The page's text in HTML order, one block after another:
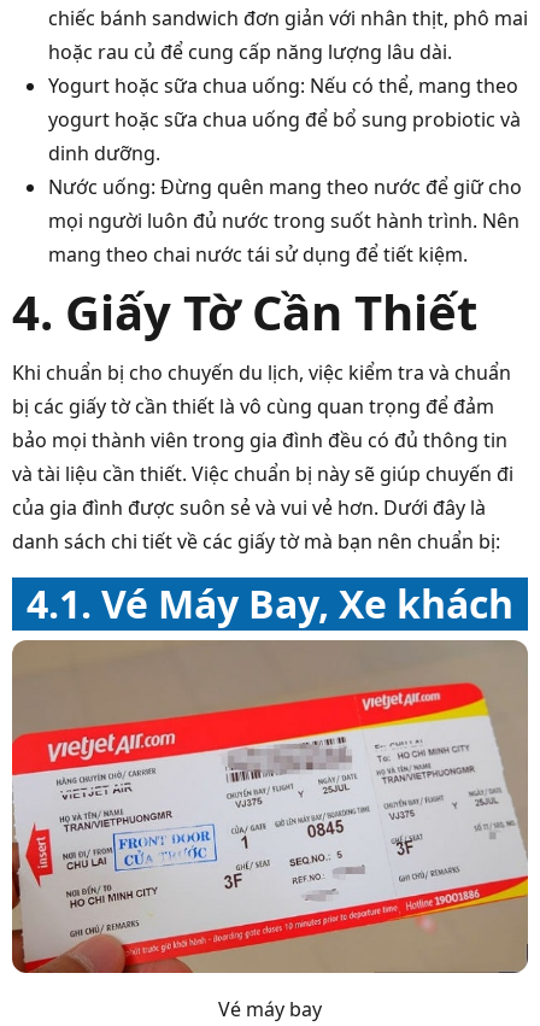
chiếc bánh sandwich đơn giản với nhân thịt, phô mai
hoặc rau củ để cung cấp năng lượng lâu dài.
Yogurt hoặc sữa chua uống: Nếu có thể, mang theo
yogurt hoặc sữa chua uống để bổ sung probiotic và
dinh dưỡng.
Nước uống: Đừng quên mang theo nước để giữ cho
mọi người luôn đủ nước trong suốt hành trình. Nên
mang theo chai nước tái sử dụng để tiết kiệm.
4. Giấy Tờ Cần Thiết
Khi chuẩn bị cho chuyến du lịch, việc kiểm tra và chuẩn
bị các giấy tờ cần thiết là vô cùng quan trọng để đảm
bảo mọi thành viên trong gia đình đều có đủ thông tin
và tài liệu cần thiết. Việc chuẩn bị này sẽ giúp chuyến đi
của gia đình được suôn sẻ và vui vẻ hơn. Dưới đây là
danh sách chi tiết về các giấy tờ mà bạn nên chuẩn bị:
4.1. Vé Máy Bay, Xe khách
Vé máy bay